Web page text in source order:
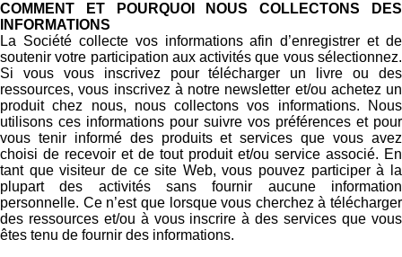
COMMENT ET POURQUOI NOUS COLLECTONS DES
INFORMATIONS
La Société collecte vos informations afin d’enregistrer et de
soutenir votre participation aux activités que vous sélectionnez.
Si vous vous inscrivez pour télécharger un livre ou des
ressources, vous inscrivez à notre newsletter et/ou achetez un
produit chez nous, nous collectons vos informations. Nous
utilisons ces informations pour suivre vos préférences et pour
vous tenir informé des produits et services que vous avez
choisi de recevoir et de tout produit et/ou service associé. En
tant que visiteur de ce site Web, vous pouvez participer à la
plupart des activités sans fournir aucune information
personnelle. Ce n’est que lorsque vous cherchez à télécharger
des ressources et/ou à vous inscrire à des services que vous
êtes tenu de fournir des informations.